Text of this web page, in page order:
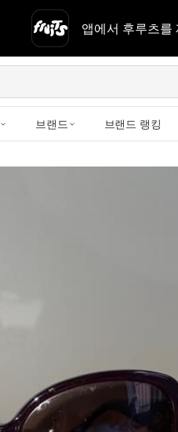
앱에서 후루츠를
브랜드 브랜드 랭킹